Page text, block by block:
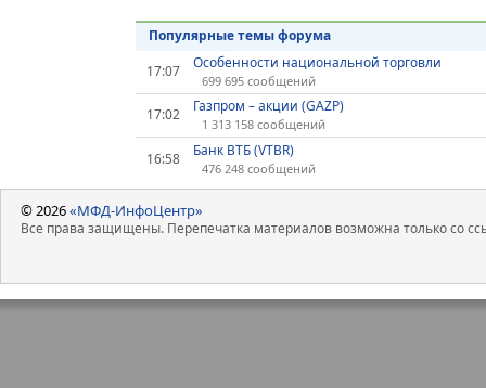
Популярные темы форума
17:07
Особенности национальной торговли
699 695 сообщений
17:02 Газпром – акции (GAZP)
1 313 158 сообщений
16:58 Банк ВТБ (VTBR)
476 248 сообщений
© 2026«МФД-ИнфоЦентр»
Все права защищены. Перепечатка материалов возможна только со